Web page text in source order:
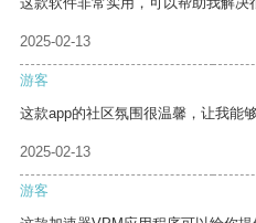
2025-02-13
游客
这款app的社区氛围很温馨，让我能
2025-02-13
游客